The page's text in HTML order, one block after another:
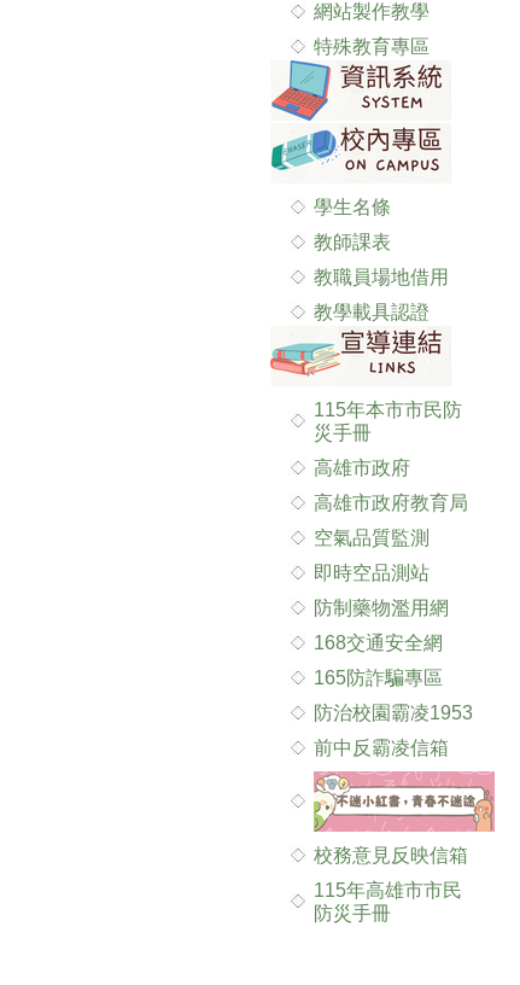
網站製作教學
特殊教育專區
學生名條
教師課表
教職員場地借用
教學載具認證
115年本市市民防
災手冊
高雄市政府
高雄市政府教育局
空氣品質監測
即時空品測站
防制藥物濫用網
168交通安全網
165防詐騙專區
防治校園霸凌1953
前中反霸凌信箱
校務意見反映信箱
115年高雄市市民
防災手冊